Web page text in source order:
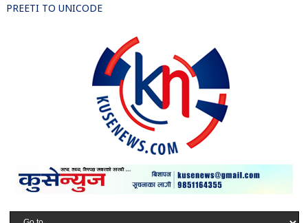
PREETI TO UNICODE